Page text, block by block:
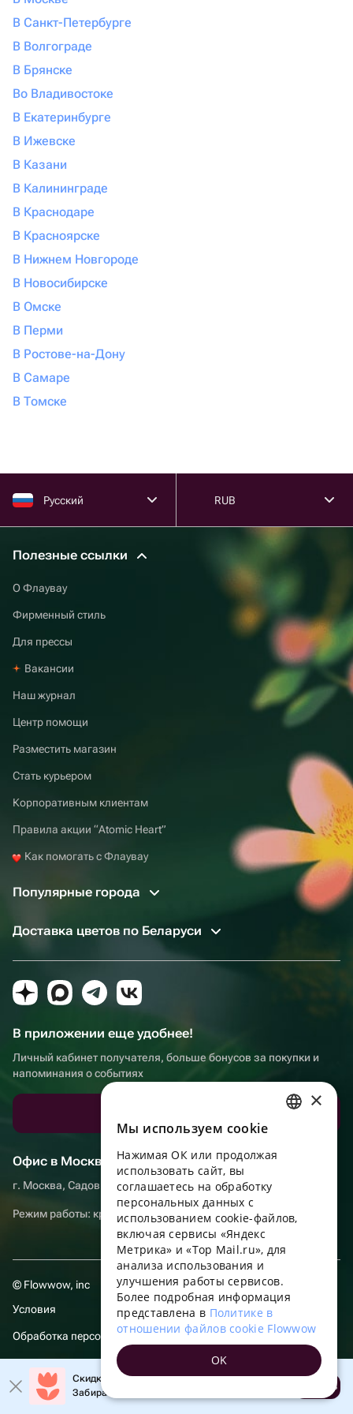
В Санкт-Петербурге
В Волгограде
В Брянске
Во Владивостоке
В Екатеринбурге
В Ижевске
В Казани
В Калининграде
В Краснодаре
В Красноярске
В Нижнем Новгороде
В Новосибирске
В Омске
В Перми
В Ростове-на-Дону
В Самаре
В Томске
Русский RUB
Полезные ссылки
О Флаувау
Фирменный стиль
Для прессы
Вакансии
Наш журнал
Центр помощи
Разместить магазин
Стать курьером
Корпоративным клиентам
Правила акции “Atomic Heart”
Как помогать с Флаувау
Популярные города
Доставка цветов по Беларуси
В приложении еще удобнее!
Личный кабинет получателя, больше бонусов за покупки и
напоминания о событиях
Офис в Москве
г. Москва, Садовническая набережная, д. 9, помещение 2/3
Режим работы: круглосуточно
© Flowwow, inc
Условия
Обработка персональных данных
Компания осуществляет деятельность в области информационных
технологий: оказание услуг в сети “Интернет” по размещению
предложений (объявлений) продавцов о реализации товаров.
Посмотреть
Скидка до 10% на первый заказ!
Забирайте промокод в приложении!
Открыть
ENGLISH
UKRAINIAN
PORTUGUESE
FRENCH
TURKISH
POLISH
×
Мы используем сookie
Нажимая ОК или продолжая
использовать сайт, вы
соглашаетесь на обработку
персональных данных с
использованием cookie-файлов,
включая сервисы «Яндекс
Метрика» и «Top Mail.ru», для
анализа использования и
улучшения работы сервисов.
Более подробная информация
представлена в Политике в
отношении файлов cookie Flowwow
OK